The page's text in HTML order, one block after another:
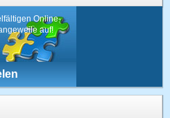
Online-
auf!